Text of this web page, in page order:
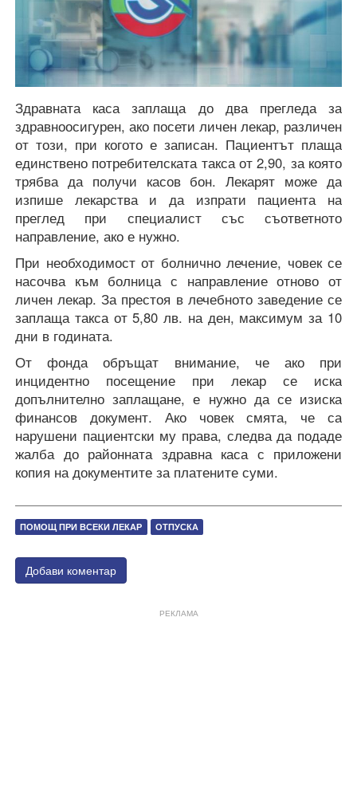
Здравната каса заплаща до два прегледа за
здравноосигурен, ако посети личен лекар, различен
от този, при когото е записан. Пациентът плаща
единствено потребителската такса от 2,90, за която
трябва да получи касов бон. Лекарят може да
изпише лекарства и да изпрати пациента на
преглед при специалист със съответното
направление, ако е нужно.
При необходимост от болнично лечение, човек се
насочва към болница с направление отново от
личен лекар. За престоя в лечебното заведение се
заплаща такса от 5,80 лв. на ден, максимум за 10
дни в годината.
От фонда обръщат внимание, че ако при
инцидентно посещение при лекар се иска
допълнително заплащане, е нужно да се изиска
финансов документ. Ако човек смята, че са
нарушени пациентски му права, следва да подаде
жалба до районната здравна каса с приложени
копия на документите за платените суми.
ПОМОЩ ПРИ ВСЕКИ ЛЕКАР ОТПУСКА
Добави коментар
РЕКЛАМА